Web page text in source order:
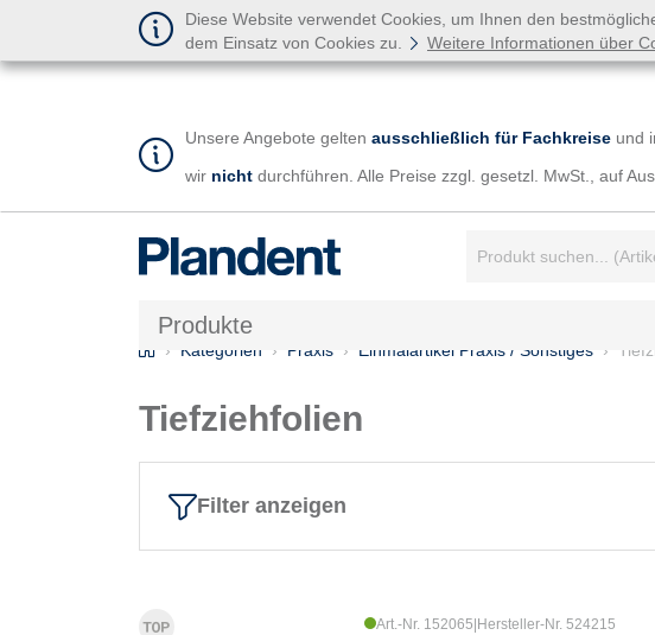
Diese Website verwendet Cookies, um Ihnen den
dem Einsatz von Cookies zu.
Weitere Informationen über
Unsere Angebote gelten ausschließlich für Fachkreise und
wir nicht durchführen. Alle Preise zzgl. gesetzl. MwSt., auf
Produkte
HomeKategorien Praxis Einmalartikel Praxis / Sonstiges
Tiefziehfolien
Filter anzeigen
Art.-Nr. 152065 Hersteller-Nr. 524215